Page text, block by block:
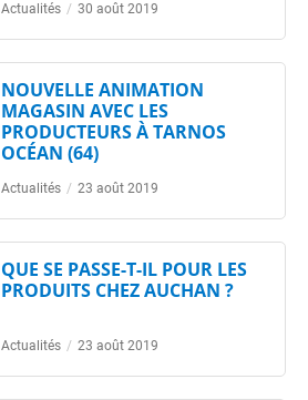
Actualités / 30 août 2019
NOUVELLE ANIMATION
MAGASIN AVEC LES
PRODUCTEURS À TARNOS
OCÉAN (64)
Actualités / 23 août 2019
QUE SE PASSE-T-IL POUR LES
PRODUITS CHEZ AUCHAN ?
Actualités / 23 août 2019